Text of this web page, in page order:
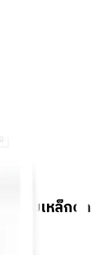
0
ดลายเหล็กดัด